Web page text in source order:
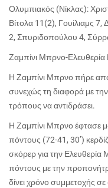
Ολυμπιακός (Νίκλας):
Βίτολα 11(2), Γουίλιαμς 7,
2, Σπυριδοπούλου 4,
Ζαμπίνι Μπρνο-
Η Ζαμπίνι Μπρνο πήρε
συνεχώς τη διαφορά με
τρόπους να αντιδράσει.
Η Ζαμπίνι Μπρνο έφτασε
πόντους (72-41, 30’)
σκόρερ για την
πόντους με την
δίνει χρόνο συμμετοχής σε